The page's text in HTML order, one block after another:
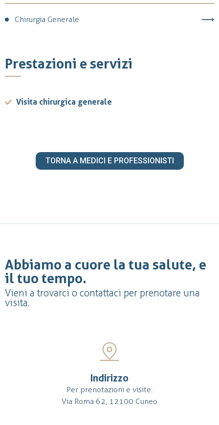
Chirurgia Generale
Prestazioni e servizi
Visita chirurgica generale
TORNA A MEDICI E PROFESSIONISTI
Abbiamo a cuore la tua salute, e
il tuo tempo.
Vieni a trovarci o contattaci per prenotare una
visita.
Indirizzo
Per prenotazioni e visite:
Via Roma 62, 12100 Cuneo